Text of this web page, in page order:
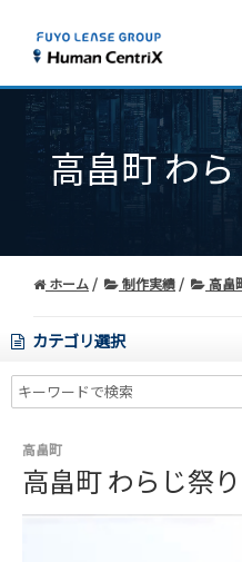
高畠町 わ
ホーム 制作実績 高畠
カテゴリ選択
高畠町
高畠町 わらじ祭